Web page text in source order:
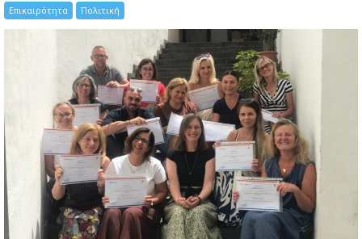
Επικαιρότητα Πολιτική